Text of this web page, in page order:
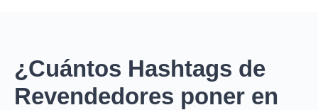
¿Cuántos Hashtags de
Revendedores poner en